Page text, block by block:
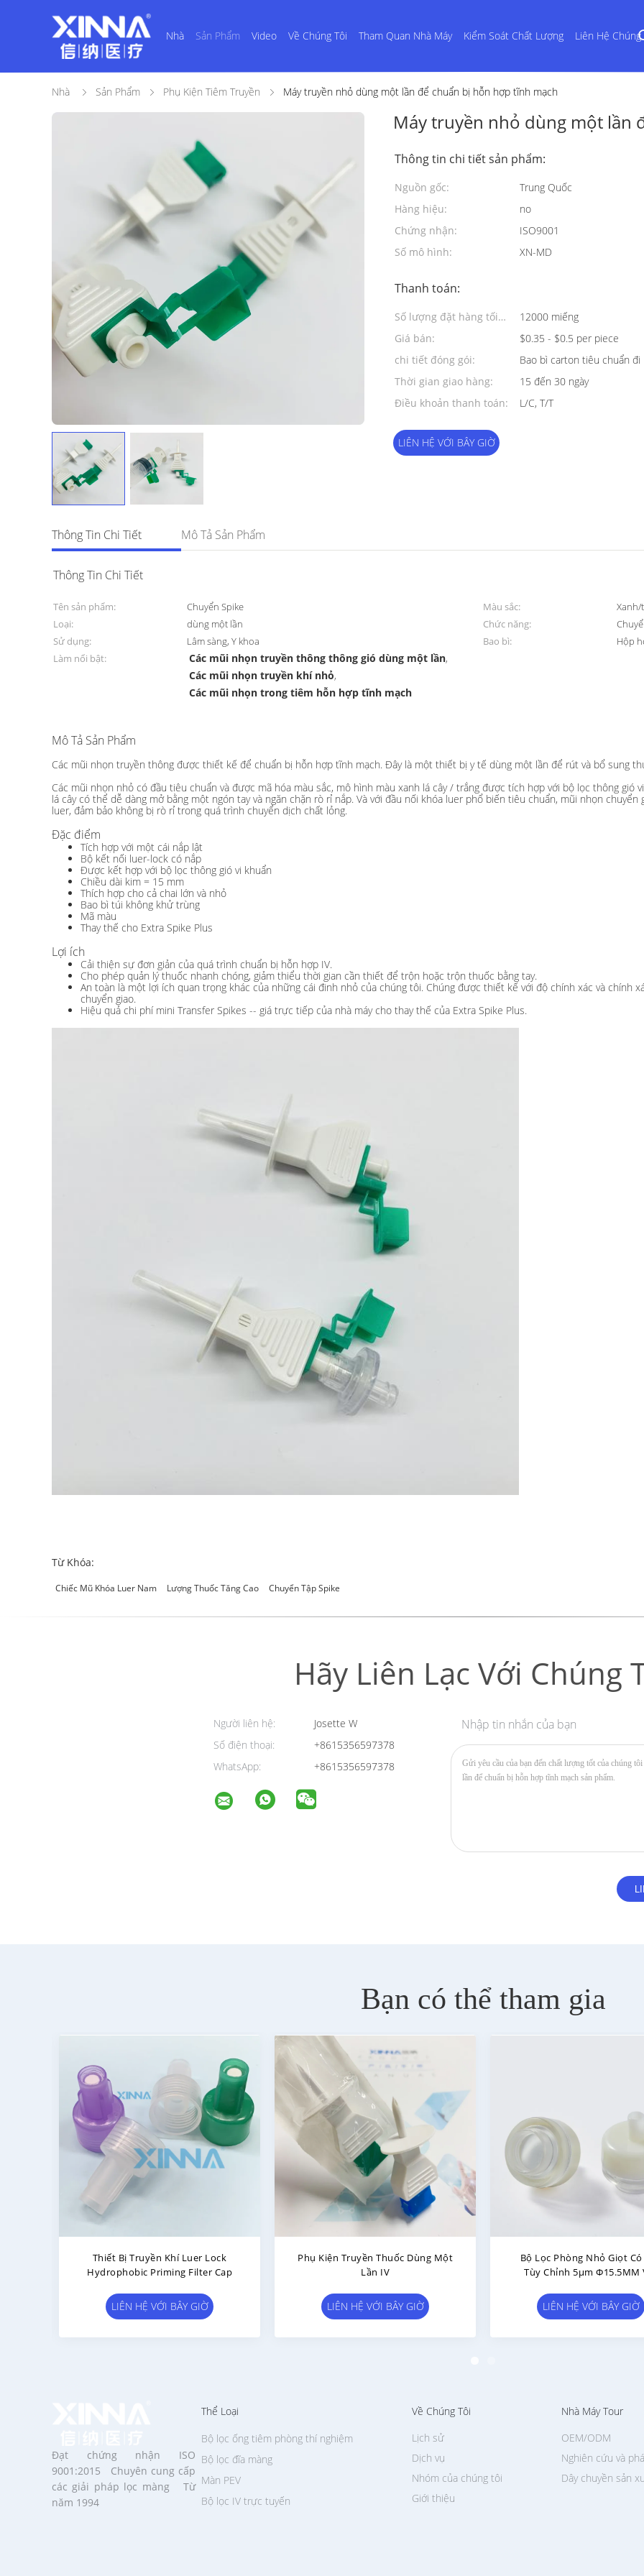
Nhà Sản Phẩm Video Về Chúng Tôi Tham Quan Nhà Máy Kiểm Soát Chất Lượng Liên Hệ Chúng
Nhà Sản Phẩm Phụ Kiện Tiêm Truyền Máy truyền nhỏ dùng một lần để chuẩn bị hỗn hợp tĩnh mạch
Máy truyền nhỏ dùng một lần
Thông tin chi tiết sản phẩm:
Nguồn gốc:
Trung Quốc
Hàng hiệu:
no
Chứng nhận:
ISO9001
Số mô hình:
XN-MD
Thanh toán:
Số lượng đặt hàng tối
thiểu:
12000 miếng
Giá bán:
$0.35 - $0.5 per piece
chi tiết đóng gói:
Bao bì carton tiêu chuẩn đi
Thời gian giao hàng:
15 đến 30 ngày
Điều khoản thanh toán:
L/C, T/T
LIÊN HỆ VỚI BÂY GIỜ
Thông Tin Chi Tiết Mô Tả Sản Phẩm
Thông Tin Chi Tiết
Tên sản phẩm: Chuyển Spike Màu sắc:
Loại:
dùng một lần Chức năng:
Sử dụng:
Lâm sàng, Y khoa Bao bì:
Hộp
Làm nổi bật:
Các mũi nhọn truyền thông thông gió dùng một lần,
Các mũi nhọn truyền khí nhỏ,
Các mũi nhọn trong tiêm hỗn hợp tĩnh mạch
Mô Tả Sản Phẩm
Các mũi nhọn truyền thông được thiết kế để chuẩn bị hỗn hợp tĩnh mạch. Đây là một thiết bị y tế dùng một lần để rút và bổ sung
Các mũi nhọn nhỏ có đầu tiêu chuẩn và được mã hóa màu sắc, mô hình màu xanh lá cây / trắng được tích hợp với bộ lọc thông gió
lá cây có thể dễ dàng mở bằng một ngón tay và ngăn chặn rò rỉ nắp. Và với đầu nối khóa luer phổ biến tiêu chuẩn, mũi nhọn
luer, đảm bảo không bị rò rỉ trong quá trình chuyển dịch chất lỏng.
Đặc điểm
Tích hợp với một cái nắp lật
Bộ kết nối luer-lock có nắp
Được kết hợp với bộ lọc thông gió vi khuẩn
Chiều dài kim = 15 mm
Thích hợp cho cả chai lớn và nhỏ
Bao bì túi không khử trùng
Mã màu
Thay thế cho Extra Spike Plus
Lợi ích
Cải thiện sự đơn giản của quá trình chuẩn bị hỗn hợp IV.
Cho phép quản lý thuốc nhanh chóng, giảm thiểu thời gian cần thiết để trộn hoặc trộn thuốc bằng tay.
An toàn là một lợi ích quan trọng khác của những cái đinh nhỏ của chúng tôi. Chúng được thiết kế với độ chính xác và chính
chuyển giao.
Hiệu quả chi phí mini Transfer Spikes -- giá trực tiếp của nhà máy cho thay thế của Extra Spike Plus.
Từ Khóa:
Chiếc Mũ Khóa Luer Nam Lượng Thuốc Tăng Cao Chuyển Tập Spike
Hãy Liên Lạc Với Chúng
Người liên hệ:
Josette W
Số điện thoại:
+8615356597378
WhatsApp:
+8615356597378
Nhập tin nhắn của bạn
Bạn có thể tham gia
Thiết Bị Truyền Chất Lỏng Phổ
Quát Spike Với Bộ Lọc Thông Gió
LIÊN HỆ VỚI BÂY GIỜ
Ventilated Transfer Pins
Dispensing IV Administration
Thông Được Thông Gió Để Cung
Cấp Phụ Kiện Cho Tiêm IV)
LIÊN HỆ VỚI BÂY GIỜ
Bộ Lọc Không Khí Nhựa
PET Để Hút Và Lọc Không
LIÊN HỆ VỚI BÂY GIỜ
Đạt chứng nhận ISO
9001:2015 Chuyên cung cấp
các giải pháp lọc màng Từ
năm 1994
Thể Loại
Bộ lọc IV trực tuyến
Bộ lọc ống tiêm phòng thí nghiệm
Bộ lọc đĩa màng
Màn PEV
Về Chúng Tôi
Giới thiệu
Lịch sử
Dịch vụ
Nhóm của chúng tôi
Nhà Máy Tour
Dây chuyền sản
OEM/ODM
Nghiên cứu và